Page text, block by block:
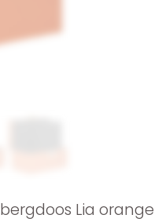
Lia orange